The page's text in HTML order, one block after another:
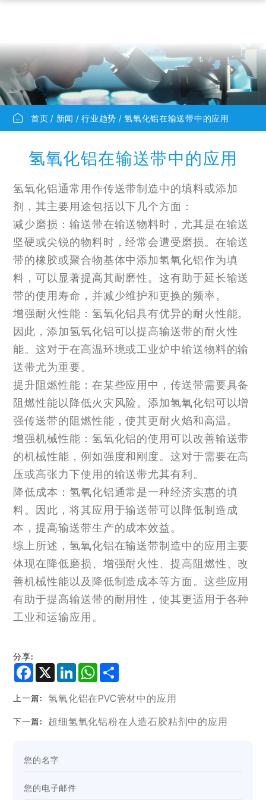
首页 新闻 行业趋势 氢氧化铝在输送带中的应用
氢氧化铝在输送带中的应用
氢氧化铝通常用作传送带制造中的填料或添加
剂，其主要用途包括以下几个方面：
减少磨损：输送带在输送物料时，尤其是在输送
坚硬或尖锐的物料时，经常会遭受磨损。在输送
带的橡胶或聚合物基体中添加氢氧化铝作为填
料，可以显著提高其耐磨性。这有助于延长输送
带的使用寿命，并减少维护和更换的频率。
增强耐火性能：氢氧化铝具有优异的耐火性能。
因此，添加氢氧化铝可以提高输送带的耐火性
能。这对于在高温环境或工业炉中输送物料的输
送带尤为重要。
提升阻燃性能：在某些应用中，传送带需要具备
阻燃性能以降低火灾风险。添加氢氧化铝可以增
强传送带的阻燃性能，使其更耐火焰和高温。
增强机械性能：氢氧化铝的使用可以改善输送带
的机械性能，例如强度和刚度。这对于需要在高
压或高张力下使用的输送带尤其有利。
降低成本：氢氧化铝通常是一种经济实惠的填
料。因此，将其应用于输送带可以降低制造成
本，提高输送带生产的成本效益。
综上所述，氢氧化铝在输送带制造中的应用主要
体现在降低磨损、增强耐火性、提高阻燃性、改
善机械性能以及降低制造成本等方面。这些应用
有助于提高输送带的耐用性，使其更适用于各种
工业和运输应用。
分享:
Facebook
X LinkedInWhatsApp
上一篇: 氢氧化铝在PVC管材中的应用
下一篇: 超细氢氧化铝粉在人造石胶粘剂中的应用